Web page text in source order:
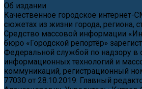
Об издании
Качественное городское интернет-
сюжетах из жизни города, региона,
Средство массовой информации
бюро «Городской репортёр»
Федеральной службой по надзору в
информационных технологий и
коммуникаций, регистрационный
77030 от 28.10.2019. Главный